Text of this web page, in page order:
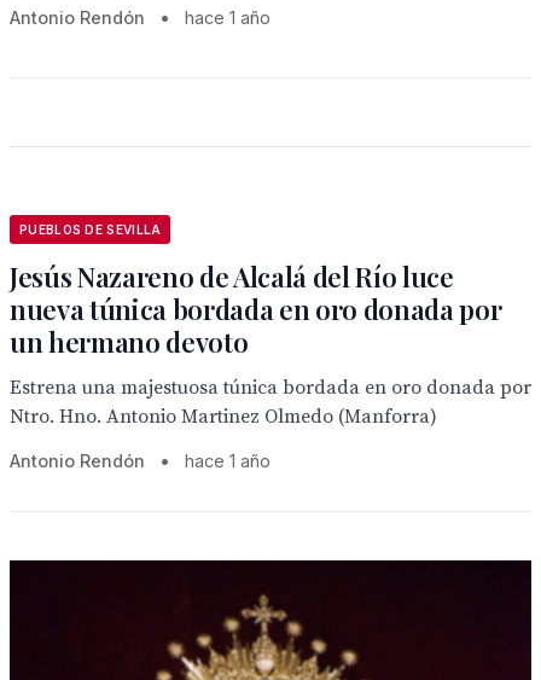
Antonio Rendón • hace 1 año
PUEBLOS DE SEVILLA
Jesús Nazareno de Alcalá del Río luce
nueva túnica bordada en oro donada por
un hermano devoto
Estrena una majestuosa túnica bordada en oro donada por
Ntro. Hno. Antonio Martinez Olmedo (Manforra)
Antonio Rendón • hace 1 año